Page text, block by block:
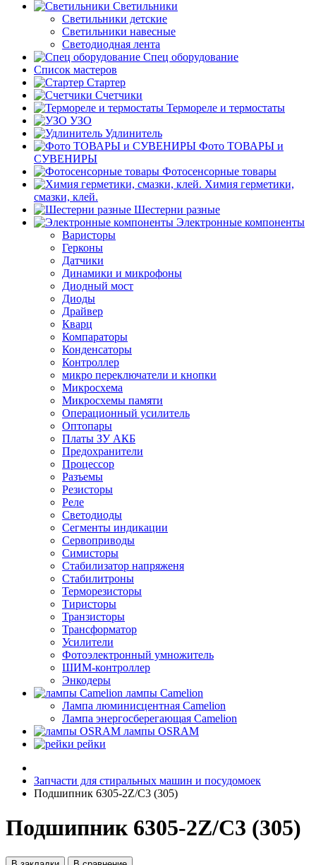
Светильники
Светильники детские
Светильники навесные
Светодиодная лента
Спец оборудование
Список мастеров
Стартер
Счетчики
Термореле и термостаты
УЗО
Удлинитель
Фото ТОВАРЫ и
СУВЕНИРЫ
Фотосенсорные товары
Химия герметики,
смазки, клей.
Шестерни разные
Электронные компоненты
Варисторы
Герконы
Датчики
Динамики и микрофоны
Диодный мост
Диоды
Драйвер
Кварц
Компараторы
Конденсаторы
Контроллер
микро переключатели и кнопки
Микросхема
Микросхемы памяти
Операционный усилитель
Оптопары
Платы ЗУ АКБ
Предохранители
Процессор
Разъемы
Резисторы
Реле
Светодиоды
Сегменты индикации
Сервоприводы
Симисторы
Стабилизатор напряженя
Стабилитроны
Терморезисторы
Тиристоры
Транзисторы
Трансформатор
Усилители
Фотоэлектронный умножитель
ШИМ-контроллер
Энкодеры
лампы Camelion
Лампа люминисцентная Сamelion
Лампа энергосберегающая Сamelion
лампы OSRAM
рейки
Запчасти для стиральных машин и посудомоек
Подшипник 6305-2Z/C3 (305)
Подшипник 6305-2Z/C3 (305)